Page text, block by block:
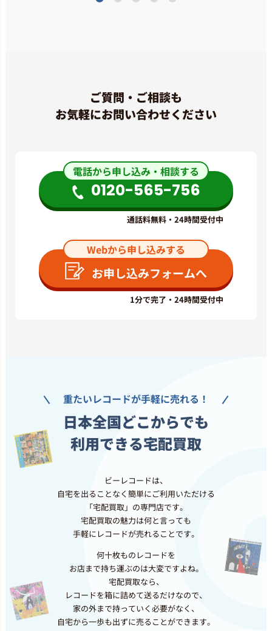
ご質問・ご相談も
お気軽にお問い合わせください
電話から申し込み・相談する
0120-565-756
通話料無料・24時間受付中
Webから申し込みする
お申し込みフォームへ
1分で完了・24時間受付中
重たいレコードが手軽に売れる！
日本全国どこからでも
利用できる宅配買取
ビーレコードは、
自宅を出ることなく簡単にご利用いただける
「宅配買取」の専門店です。
宅配買取の魅力は何と言っても
手軽にレコードが売れることです。
何十枚ものレコードを
お店まで持ち運ぶのは大変ですよね。
宅配買取なら、
レコードを箱に詰めて送るだけなので、
家の外まで持っていく必要がなく、
自宅から一歩も出ずに売ることができます。